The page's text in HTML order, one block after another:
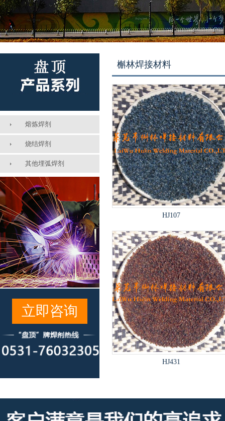
熔炼焊剂
烧结焊剂
其他埋弧焊剂
立即咨询
槲林焊接材料
HJ107
HJ431